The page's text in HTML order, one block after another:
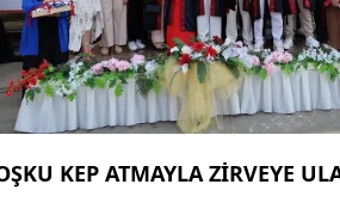
KEP ATMAYLA ZİRVEYE